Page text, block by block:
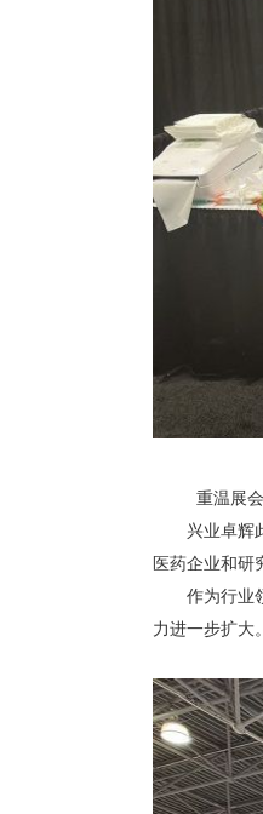
重温展会
兴业卓辉此
医药企业和研
作为行业领
力进一步扩大。